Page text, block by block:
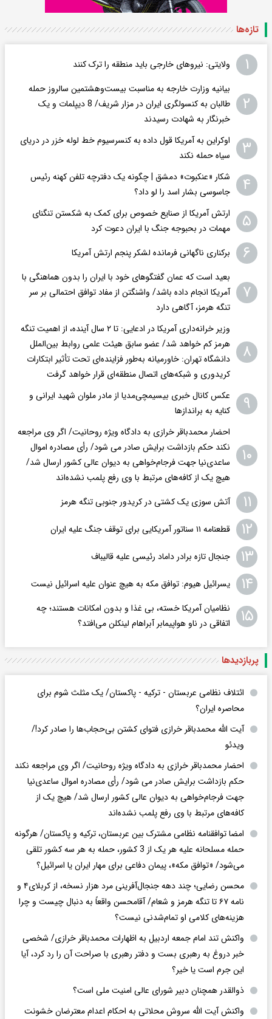
تازه‌ها
۱ ولایتی: نیروهای خارجی باید منطقه را ترک کنند
۲
بیانیه وزارت خارجه به مناسبت بیست‌وهشتمین سالروز حمله
طالبان به کنسولگری ایران در مزار شریف/ 8 دیپلمات و یک
خبرنگار به شهادت رسیدند
۳
اوکراین به آمریکا قول داده به کنسرسیوم خط لوله خزر در دریای
سیاه حمله نکند
۴
شکار «عنکبوت» دمشق | چگونه یک دفترچه تلفن کهنه رئیس
جاسوسی بشار اسد را لو داد؟
۵
ارتش آمریکا از صنایع خصوص برای کمک به شکستن تنگنای
مهمات در بحبوجه جنگ با ایران دعوت کرد
۶ برکناری ناگهانی فرمانده لشکر پنجم ارتش آمریکا
۷
بعید است که عمان گفتگوهای خود با ایران را بدون هماهنگی با
آمریکا انجام داده باشد/ واشنگتن‌ از مفاد توافق احتمالی بر سر
تنگه هرمز، آگاهی دارد
۸
وزیر خرانه‌داری آمریکا در ادعایی: تا ۲ سال آینده، از اهمیت تنگه
هرمز کم خواهد شد/ عضو سابق هیئت علمی روابط بین‌الملل
دانشگاه تهران: خاورمیانه به‌طور فزاینده‌ای تحت تأثیر ابتکارات
کریدوری و شبکه‌های اتصال منطقه‌ای قرار خواهد گرفت
۹
عکس کانال خبری بیسیمچی‌مدیا از مادر ملوان شهید ایرانی و
کنایه به براندازها
۱۰
احضار محمدباقر خرازی به دادگاه ویژه روحانیت/ اگر وی مراجعه
نکند حکم بازداشت برایش صادر می شود/ رأی مصادره اموال
ساعدی‌نیا جهت فرجام‌خواهی به دیوان عالی کشور ارسال شد/
هیچ یک از کافه‌های مرتبط با وی رفع پلمب نشده‌اند
۱۱ آتش سوزی یک کشتی در کریدور جنوبی تنگه هرمز
۱۲ قطعنامه ۱۱ سناتور آمریکایی برای توقف جنگ علیه ایران
۱۳ جنجال تازه برادر داماد رئیسی علیه قالیباف
۱۴ یسرائیل هیوم: توافق مکه به هیچ عنوان علیه اسرائیل نیست
۱۵
نظامیان آمریکا خسته، بی غذا و بدون امکانات هستند؛ چه
اتفاقی در ناو هواپیمابر آبراهام لینکلن می‌افتد؟
پربازدید‌ها
ائتلاف نظامی عربستان - ترکیه - پاکستان/ یک مثلث شوم برای
محاصره ایران؟
آیت الله محمدباقر خرازی فتوای کشتن بی‌حجاب‌ها را صادر کرد!/
ویدئو
احضار محمدباقر خرازی به دادگاه ویژه روحانیت/ اگر وی مراجعه نکند
حکم بازداشت برایش صادر می شود/ رأی مصادره اموال ساعدی‌نیا
جهت فرجام‌خواهی به دیوان عالی کشور ارسال شد/ هیچ یک از
کافه‌های مرتبط با وی رفع پلمب نشده‌اند
امضا توافقنامه نظامی مشترک بین عربستان، ترکیه و پاکستان/ هرگونه
حمله مسلحانه علیه هر یک از 3 کشور، حمله به هر سه کشور تلقی
می‌شود/ «توافق مکه»، پیمان دفاعی برای مهار ایران یا اسرائیل؟
محسن رضایی؛ چند دهه جنجال‌آفرینی مرد هزار نسخه، از کربلای۴ و
نامه ۶۷ تا تنگه هرمز و شعام/ آقا‌محسن واقعاً به دنبال چیست و چرا
هزینه‌های کلامی او تمام‌شدنی نیست؟
واکنش تند امام جمعه اردبیل به اظهارات محمدباقر خرازی/ شخصی
خبر دروغ به رهبری بست و دفتر رهبری با صراحت آن را رد کرد، آیا
این جرم است یا خیر؟
ذوالقدر همچنان دبیر شورای ‌عالی امنیت ملی است؟
واکنش آیت الله سروش محلاتی به احکام اعدام معترضان خشونت